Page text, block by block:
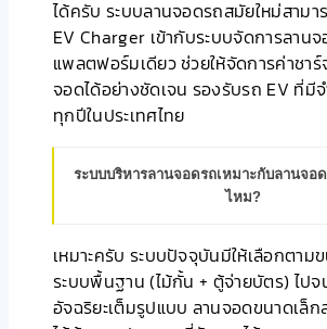
ได้ครับ ระบบลานจอดรถสมัยใหม่สามา
EV Charger เข้ากับระบบจัดการลานจ
แพลตฟอร์มเดียว ช่วยให้จัดการค่าชา
จอดได้อย่างชัดเจน รองรับรถ EV ที่มี
ทุกปีในประเทศไทย
ระบบบริหารลานจอดรถเหมาะกับลานจอ
ไหม?
เหมาะครับ ระบบปัจจุบันมีให้เลือกตาม
ระบบพื้นฐาน (ไม้กั้น + ตู้จ่ายบัตร) ไปจ
อัจฉริยะเต็มรูปแบบ ลานจอดขนาดเล็ก